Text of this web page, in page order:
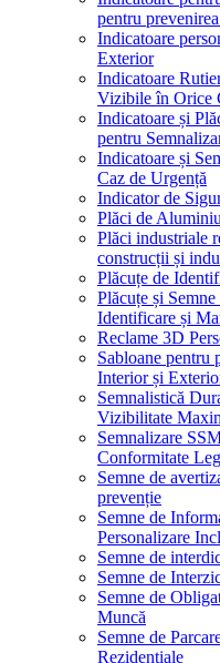
pentru
Indicatoare
Exterior
Indicatoare
Vizibile în Orice
Indicatoare și
pentru
Indicatoare și
Caz de Urgență
Indicator de
Plăci de
Plăci industriale
construcții și
Plăcuțe de
Plăcuțe și
Identificare și
Reclame 3D
Sabloane pentru
Interior și
Semnalistică
Vizibilitate
Semnalizare
Conformitate
Semne de
prevenție
Semne de
Personalizare
Semne de
Semne de
Semne de
Muncă
Semne de
Rezidențiale